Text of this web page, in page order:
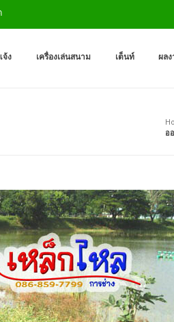
รื่องออกกำลังกายกลางแจ้ง สนาม
ตเครื่องออกกำลังกายกลางเเจ้ง ราคาถูกจ
จ้ง เครื่องเล่นสนาม เต็นท์ ผล
อ